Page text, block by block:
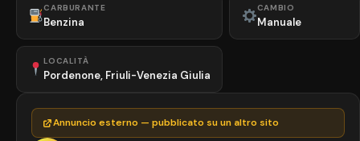
CARBURANTE
Benzina
CAMBIO
Manuale
LOCALITÀ
Pordenone, Friuli-Venezia Giulia
Annuncio esterno — pubblicato su un altro sito